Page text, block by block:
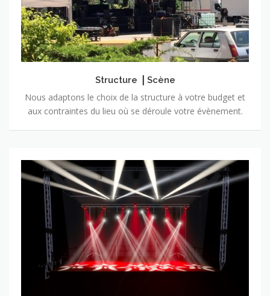
Structure ⎥ Scène
Nous adaptons le choix de la structure à votre budget et
aux contraintes du lieu où se déroule votre évènement.
Plan
d’implantation⎥
Modélisation